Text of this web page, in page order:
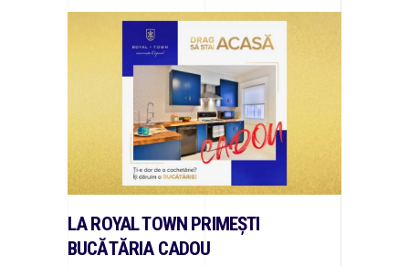
LA ROYAL TOWN PRIMEȘTI
BUCĂTĂRIA CADOU